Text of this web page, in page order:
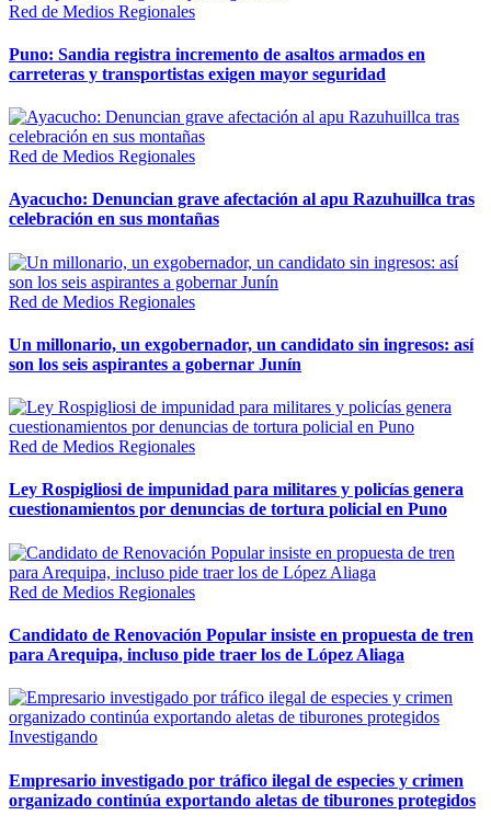
Red de Medios Regionales
Puno: Sandia registra incremento de asaltos armados en
carreteras y transportistas exigen mayor seguridad
Red de Medios Regionales
Ayacucho: Denuncian grave afectación al apu Razuhuillca tras
celebración en sus montañas
Red de Medios Regionales
Un millonario, un exgobernador, un candidato sin ingresos: así
son los seis aspirantes a gobernar Junín
Red de Medios Regionales
Ley Rospigliosi de impunidad para militares y policías genera
cuestionamientos por denuncias de tortura policial en Puno
Red de Medios Regionales
Candidato de Renovación Popular insiste en propuesta de tren
para Arequipa, incluso pide traer los de López Aliaga
Investigando
Empresario investigado por tráfico ilegal de especies y crimen
organizado continúa exportando aletas de tiburones protegidos